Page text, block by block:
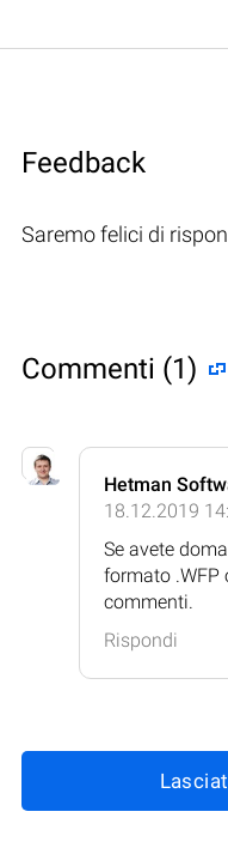
Feedback
Saremo felici di
Commenti (1)
Hetman
18.12.2019
Se avete
formato .WFP
commenti.
Rispondi